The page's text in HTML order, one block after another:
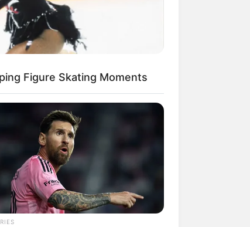
und auf dem letzten Bild
des Kastells hinter einer
und für das ebenfalls
Bayern:
Figure Skating Moments